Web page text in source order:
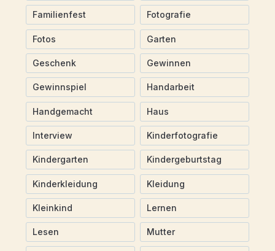
Familienfest Fotografie
Fotos Garten
Geschenk Gewinnen
Gewinnspiel Handarbeit
Handgemacht Haus
Interview Kinderfotografie
Kindergarten Kindergeburtstag
Kinderkleidung Kleidung
Kleinkind Lernen
Lesen Mutter